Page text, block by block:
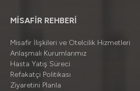
MİSAFİR REHBERİ
Misafir İlişkileri ve Otelcilik Hizmetleri
Anlaşmalı Kurumlarımız
Hasta Yatış Süreci
Refakatçi Politikası
Ziyaretini Planla